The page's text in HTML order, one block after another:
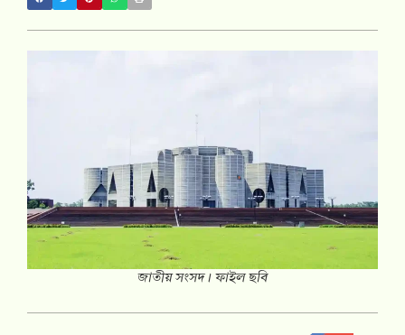
জাতীয় সংসদ। ফাইল ছবি